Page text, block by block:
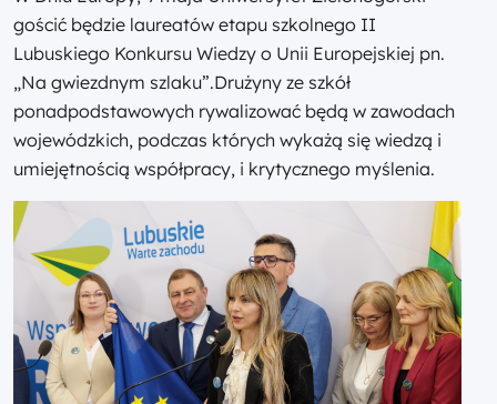
gościć będzie laureatów etapu szkolnego II
Lubuskiego Konkursu Wiedzy o Unii Europejskiej pn.
„Na gwiezdnym szlaku”.Drużyny ze szkół
ponadpodstawowych rywalizować będą w zawodach
wojewódzkich, podczas których wykażą się wiedzą i
umiejętnością współpracy, i krytycznego myślenia.